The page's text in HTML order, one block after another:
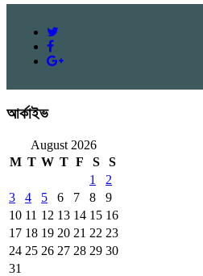
আর্কাইভ
August 2026
M T W T F S
S
1
2
3
4 5 6 7 8
9
10 11 12 13 14 15 16
17 18 19 20 21 22 23
24 25 26 27 28 29 30
31